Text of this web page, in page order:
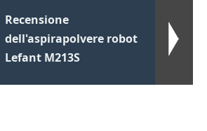
Recensione
dell'aspirapolvere robot
Lefant M213S